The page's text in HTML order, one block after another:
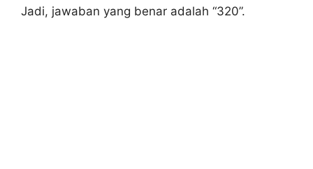
Jadi, jawaban yang benar adalah “320”.